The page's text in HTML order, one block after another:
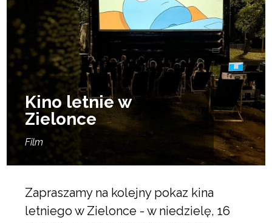
Kino letnie w
Zielonce
Film
Zapraszamy na kolejny pokaz kina
letniego w Zielonce - w niedzielę, 16